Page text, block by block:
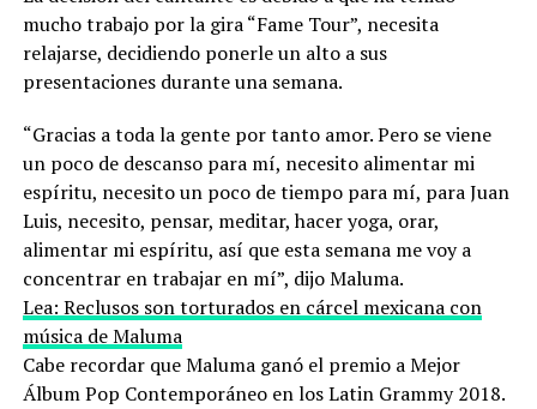
mucho trabajo por la gira “Fame Tour”, necesita
relajarse, decidiendo ponerle un alto a sus
presentaciones durante una semana.
“Gracias a toda la gente por tanto amor. Pero se viene
un poco de descanso para mí, necesito alimentar mi
espíritu, necesito un poco de tiempo para mí, para Juan
Luis, necesito, pensar, meditar, hacer yoga, orar,
alimentar mi espíritu, así que esta semana me voy a
concentrar en trabajar en mí”, dijo Maluma.
Lea: Reclusos son torturados en cárcel mexicana con
música de Maluma
Cabe recordar que Maluma ganó el premio a Mejor
Álbum Pop Contemporáneo en los Latin Grammy 2018.